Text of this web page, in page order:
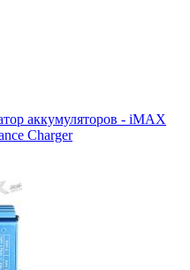
аккумуляторов - iMAX
Charger